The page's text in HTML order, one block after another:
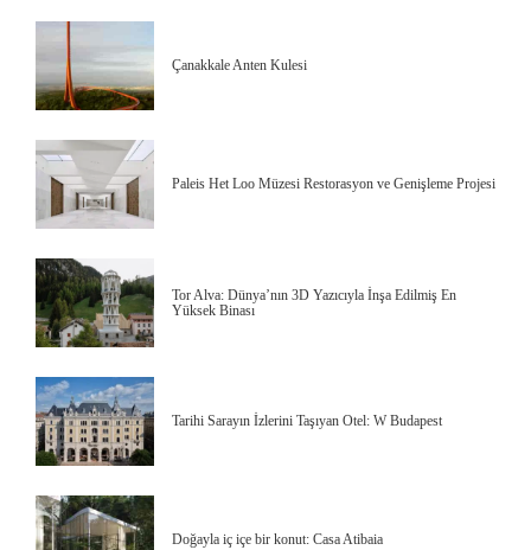
Çanakkale Anten Kulesi
Paleis Het Loo Müzesi Restorasyon ve Genişleme Projesi
Tor Alva: Dünya’nın 3D Yazıcıyla İnşa Edilmiş En
Yüksek Binası
Tarihi Sarayın İzlerini Taşıyan Otel: W Budapest
Doğayla iç içe bir konut: Casa Atibaia